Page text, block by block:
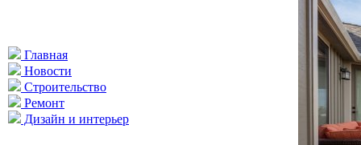
Главная
Новости
Строительство
Ремонт
Дизайн и интерьер